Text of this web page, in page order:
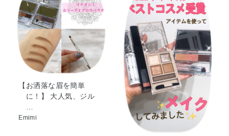
●2つ折りになっているブラシをひらいてからお使いください。
①ライトカラーをブラシ（太）にとり、眉頭から縦に鼻すじにかけ
て陰になるように入れます。
②ミディアムカラーをブラシ（太）にとり、ライトカラーに重ねる
ようにして眉頭から眉山に向けて横に描きます。
③ダークカラーをブラシ（細）にとり、眉山から眉じりまで描きま
す。
※ご使用後はティッシュペーパーなどでブラシをふいてください。
酸ネオペンチルグリコール・スクワラン・トリエチルヘキ
サノイン・トリエトキシカプリリルシラン・ミツロウ・ミ
ネラルオイル・メチコン・リンゴ酸ジイソステアリル・ワ
セリン・水酸化Al・メチルパラベン・香料・グンジョウ・
マイカ・酸化チタン・酸化鉄・赤226
【お洒落な眉を簡単
に！】 大人気、ジル
…
Emimi